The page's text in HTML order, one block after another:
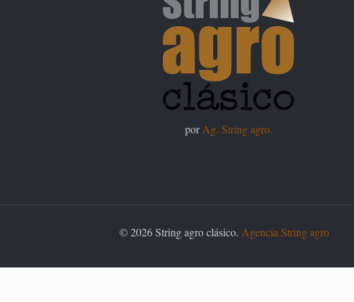
porAg. String agro.
© 2026 String agro clásico. Agencia String agro